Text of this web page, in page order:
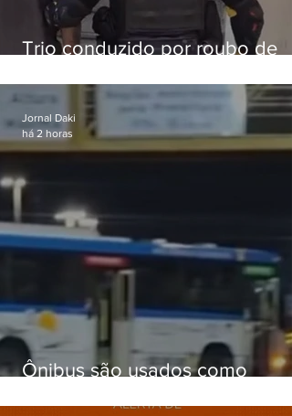
Trio conduzido por roubo de
passagens
Ônibus são usados como
Jornal Daki
há 2 horas